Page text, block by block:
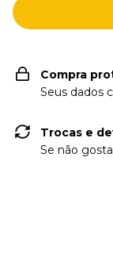
Compra
Seus dados
Trocas e
Se não